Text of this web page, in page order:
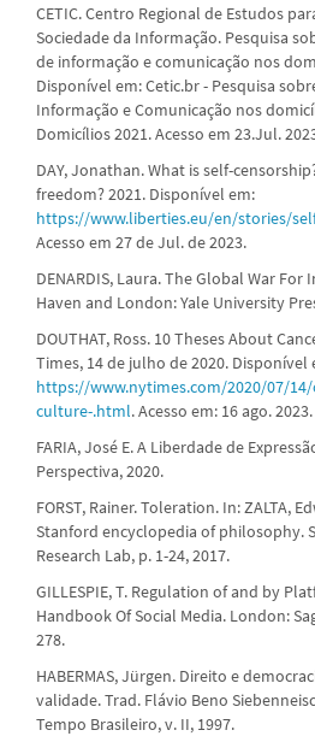
CETIC. Centro Regional de Estudos
Sociedade da Informação. Pesquisa
de informação e comunicação nos
Disponível em: Cetic.br - Pesquisa
Informação e Comunicação nos
Domicílios 2021. Acesso em 23.Jul.
DAY, Jonathan. What is self-
freedom? 2021. Disponível em:
https://www.liberties.eu/en/stories/
Acesso em 27 de Jul. de 2023.
DENARDIS, Laura. The Global War
Haven and London: Yale University
DOUTHAT, Ross. 10 Theses About
Times, 14 de julho de 2020. Disponível
https://www.nytimes.com/2020/07/
culture-.html. Acesso em: 16 ago. 2023.
FARIA, José E. A Liberdade de
Perspectiva, 2020.
FORST, Rainer. Toleration. In: ZALTA,
Stanford encyclopedia of philosophy.
Research Lab, p. 1-24, 2017.
GILLESPIE, T. Regulation of and by
Handbook Of Social Media. London:
278.
HABERMAS, Jürgen. Direito e
validade. Trad. Flávio Beno
Tempo Brasileiro, v. II, 1997.